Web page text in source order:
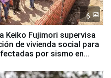
6
Keiko Fujimori supervisa
de vivienda social para
por sismo en